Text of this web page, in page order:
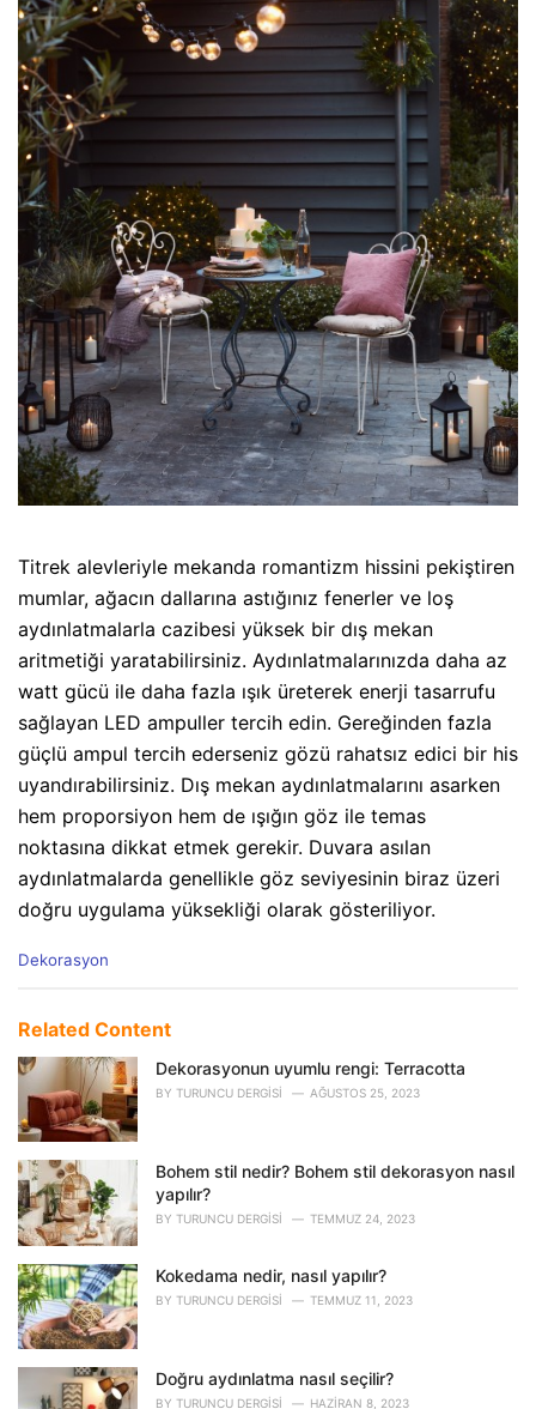
Titrek alevleriyle mekanda romantizm hissini pekiştiren
mumlar, ağacın dallarına astığınız fenerler ve loş
aydınlatmalarla cazibesi yüksek bir dış mekan
aritmetiği yaratabilirsiniz. Aydınlatmalarınızda daha az
watt gücü ile daha fazla ışık üreterek enerji tasarrufu
sağlayan LED ampuller tercih edin. Gereğinden fazla
güçlü ampul tercih ederseniz gözü rahatsız edici bir his
uyandırabilirsiniz. Dış mekan aydınlatmalarını asarken
hem proporsiyon hem de ışığın göz ile temas
noktasına dikkat etmek gerekir. Duvara asılan
aydınlatmalarda genellikle göz seviyesinin biraz üzeri
doğru uygulama yüksekliği olarak gösteriliyor.
C
e
o
e
:
Dekorasyon
Related Content
Dekorasyonun uyumlu rengi: Terracotta
BY TURUNCU DERGISI AĞUSTOS 25, 2023
Bohem stil nedir? Bohem stil dekorasyon nasıl
yapılır?
BY TURUNCU DERGISI TEMMUZ 24, 2023
Kokedama nedir, nasıl yapılır?
BY TURUNCU DERGISI TEMMUZ 11, 2023
Doğru aydınlatma nasıl seçilir?
BY TURUNCU DERGISI HAZIRAN 8, 2023